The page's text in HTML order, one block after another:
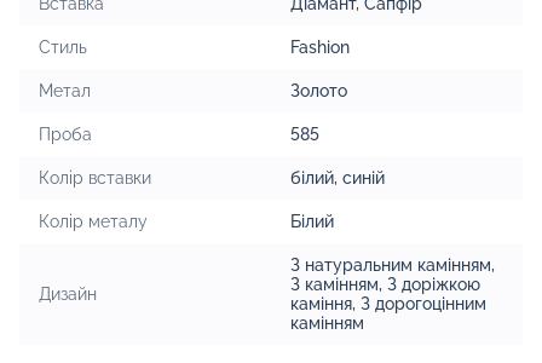
Стиль Fashion
Метал Золото
Проба 585
Колір вставки білий, синій
Колір металу Білий
Дизайн
З натуральним камінням,
З камінням, З доріжкою
каміння, З дорогоцінним
камінням